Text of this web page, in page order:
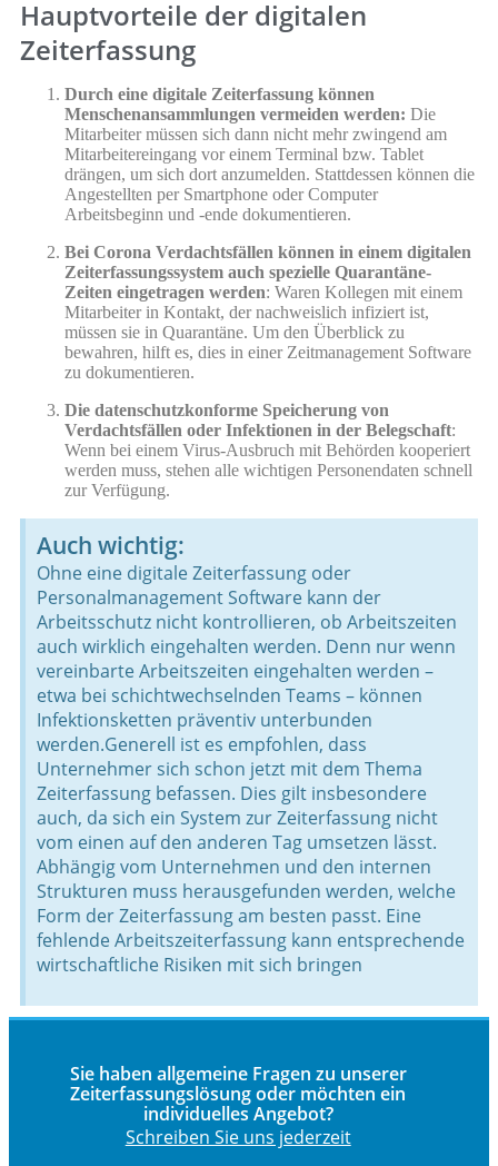
Hauptvorteile der digitalen
Zeiterfassung
Durch eine digitale Zeiterfassung können
Menschenansammlungen vermeiden werden: Die
Mitarbeiter müssen sich dann nicht mehr zwingend am
Mitarbeitereingang vor einem Terminal bzw. Tablet
drängen, um sich dort anzumelden. Stattdessen können die
Angestellten per Smartphone oder Computer
Arbeitsbeginn und -ende dokumentieren.
Bei Corona Verdachtsfällen können in einem digitalen
Zeiterfassungssystem auch spezielle Quarantäne-
Zeiten eingetragen werden: Waren Kollegen mit einem
Mitarbeiter in Kontakt, der nachweislich infiziert ist,
müssen sie in Quarantäne. Um den Überblick zu
bewahren, hilft es, dies in einer Zeitmanagement Software
zu dokumentieren.
Die datenschutzkonforme Speicherung von
Verdachtsfällen oder Infektionen in der Belegschaft:
Wenn bei einem Virus-Ausbruch mit Behörden kooperiert
werden muss, stehen alle wichtigen Personendaten schnell
zur Verfügung.
Auch wichtig:
Ohne eine digitale Zeiterfassung oder
Personalmanagement Software kann der
Arbeitsschutz nicht kontrollieren, ob Arbeitszeiten
auch wirklich eingehalten werden. Denn nur wenn
vereinbarte Arbeitszeiten eingehalten werden –
etwa bei schichtwechselnden Teams – können
Infektionsketten präventiv unterbunden
werden.Generell ist es empfohlen, dass
Unternehmer sich schon jetzt mit dem Thema
Zeiterfassung befassen. Dies gilt insbesondere
auch, da sich ein System zur Zeiterfassung nicht
vom einen auf den anderen Tag umsetzen lässt.
Abhängig vom Unternehmen und den internen
Strukturen muss herausgefunden werden, welche
Form der Zeiterfassung am besten passt. Eine
fehlende Arbeitszeiterfassung kann entsprechende
wirtschaftliche Risiken mit sich bringen
Sie haben allgemeine Fragen zu unserer
Zeiterfassungslösung oder möchten ein
individuelles Angebot?
Schreiben Sie uns jederzeit